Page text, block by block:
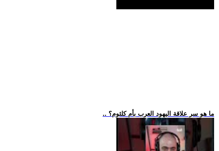
.. ما هو سر علاقة اليهود العرب بأم كلثوم؟